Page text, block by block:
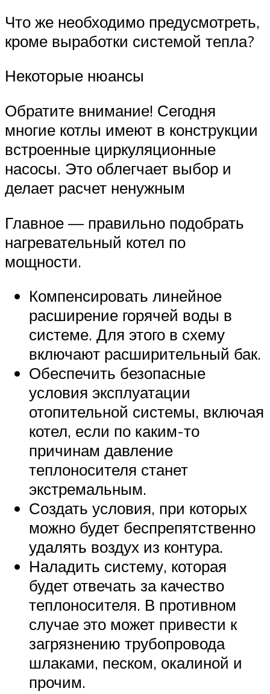
Что же необходимо предусмотреть,
кроме выработки системой тепла?
Некоторые нюансы
Обратите внимание! Сегодня
многие котлы имеют в конструкции
встроенные циркуляционные
насосы. Это облегчает выбор и
делает расчет ненужным
Главное — правильно подобрать
нагревательный котел по
мощности.
Компенсировать линейное
расширение горячей воды в
системе. Для этого в схему
включают расширительный бак.
Обеспечить безопасные
условия эксплуатации
отопительной системы, включая
котел, если по каким-то
причинам давление
теплоносителя станет
экстремальным.
Создать условия, при которых
можно будет беспрепятственно
удалять воздух из контура.
Наладить систему, которая
будет отвечать за качество
теплоносителя. В противном
случае это может привести к
загрязнению трубопровода
шлаками, песком, окалиной и
прочим.